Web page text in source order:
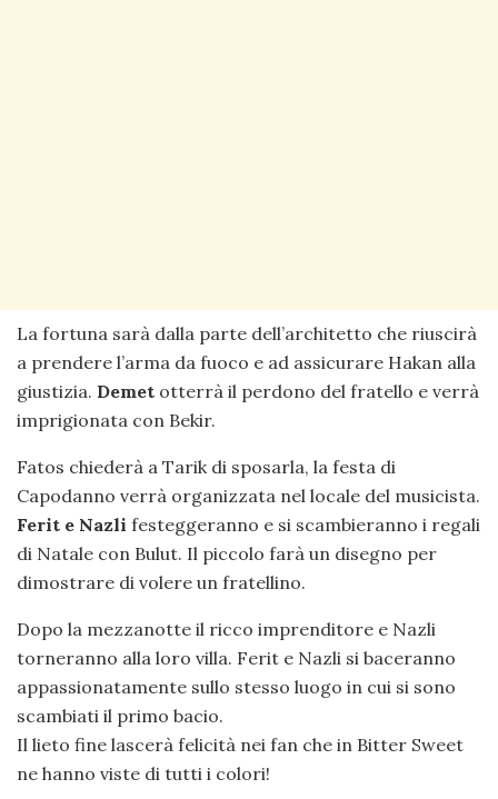
La fortuna sarà dalla parte dell’architetto che riuscirà
a prendere l’arma da fuoco e ad assicurare Hakan alla
giustizia. Demet otterrà il perdono del fratello e verrà
imprigionata con Bekir.
Fatos chiederà a Tarik di sposarla, la festa di
Capodanno verrà organizzata nel locale del musicista.
Ferit e Nazli festeggeranno e si scambieranno i regali
di Natale con Bulut. Il piccolo farà un disegno per
dimostrare di volere un fratellino.
Dopo la mezzanotte il ricco imprenditore e Nazli
torneranno alla loro villa. Ferit e Nazli si baceranno
appassionatamente sullo stesso luogo in cui si sono
scambiati il primo bacio.
Il lieto fine lascerà felicità nei fan che in Bitter Sweet
ne hanno viste di tutti i colori!